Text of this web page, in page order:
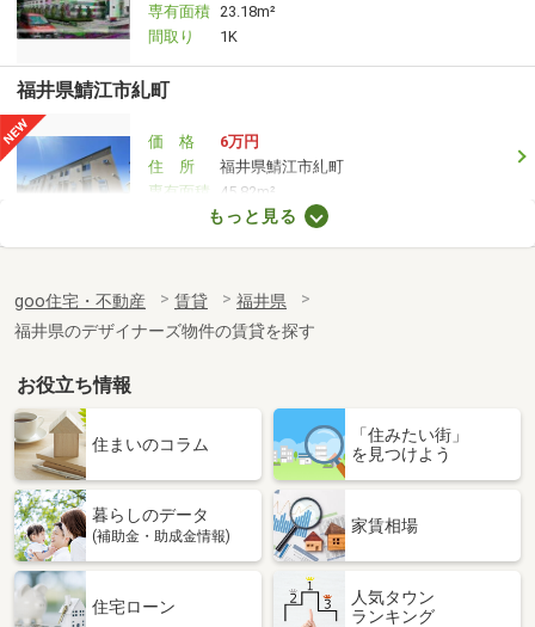
専有面積 23.18m²
間取り
1K
福井県鯖江市糺町
価 格
6万円
住 所
福井県鯖江市糺町
専有面積
45.82m²
1LDK
もっと見る
goo住宅・不動産 賃貸
福井県
福井県のデザイナーズ物件の賃貸を探す
お役立ち情報
住まいのコラム
「住みたい街」
を見つけよう
暮らしのデータ
(補助金・助成金情報)
家賃相場
住宅ローン
人気タウン
ランキング